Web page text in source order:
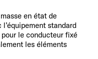
en état de
standard
le conducteur fixé
les éléments